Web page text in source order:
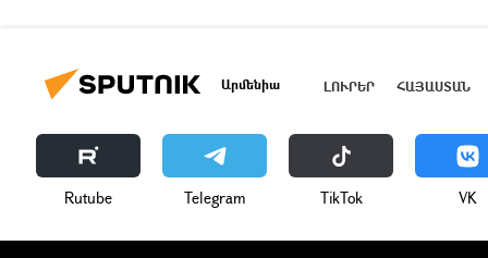
Արմենիա ԼՈՒՐԵՐ ՀԱՅԱՍՏԱՆ
Rutube Telegram ТikТоk VK